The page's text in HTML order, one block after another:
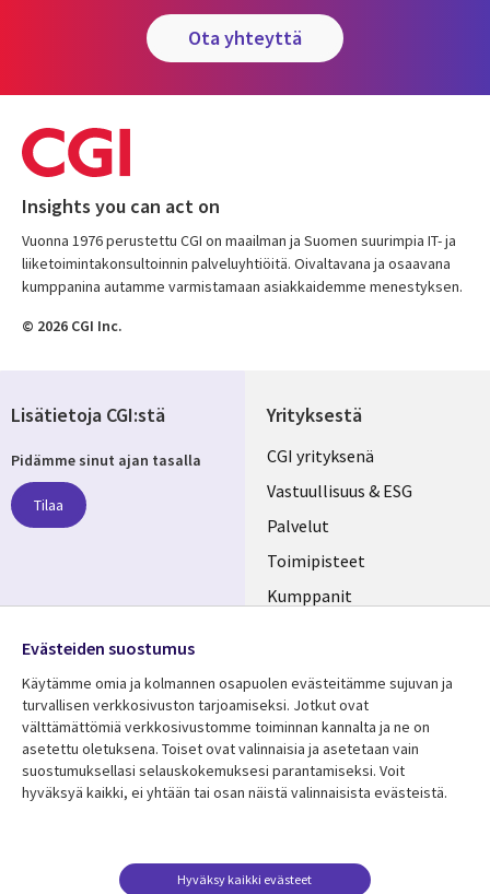
ota yhteyttä
Insights you can act on
Vuonna 1976 perustettu CGI on maailman ja Suomen suurimpia IT- ja
liiketoimintakonsultoinnin palveluyhtiöitä. Oivaltavana ja osaavana
kumppanina autamme varmistamaan asiakkaidemme menestyksen.
© 2026 CGI Inc.
Yrityksestä
Useful
links
FINLAND
CGI yrityksenä
Vastuullisuus & ESG
Palvelut
Toimipisteet
Kumppanit
Resurssikeskus
Library
FINLAND
Asiakastarinat
Lisätietoa
Legal
Tietosuoja
Käyttöehdot
Lisätietoja CGI:stä
Pidämme sinut ajan tasalla
Tilaa
Media
FINLAND
Evästeiden suostumus
Käytämme omia ja kolmannen osapuolen evästeitämme sujuvan ja
turvallisen verkkosivuston tarjoamiseksi. Jotkut ovat
välttämättömiä verkkosivustomme toiminnan kannalta ja ne on
asetettu oletuksena. Toiset ovat valinnaisia ​​ja asetetaan vain
suostumuksellasi selauskokemuksesi parantamiseksi. Voit
hyväksyä kaikki, ei yhtään tai osan näistä valinnaisista evästeistä.
Hyväksy kaikki evästeet